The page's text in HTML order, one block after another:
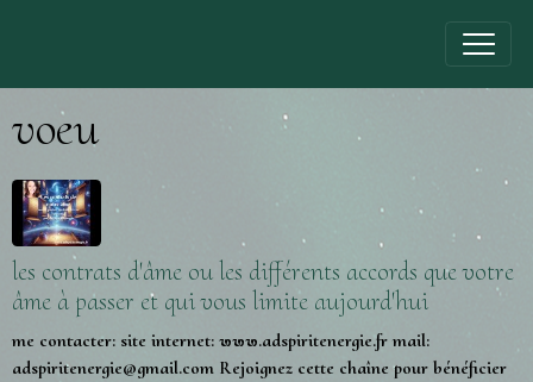
voeu
les contrats d'âme ou les différents accords que votre
âme à passer et qui vous limite aujourd'hui
me contacter: site internet: www.adspiritenergie.fr mail:
adspiritenergie@gmail.com Rejoignez cette chaîne pour bénéficier